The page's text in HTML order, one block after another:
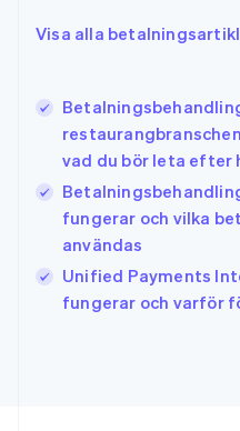
Visa alla
vad du bör leta efter
fungerar och vilka
användas
Unified Payments
fungerar och varför
English简体中文
Irland
Italien
ItalianoEnglish
Japan
日本語
Kanada
EnglishFrançais
Kroatien
EnglishItaliano